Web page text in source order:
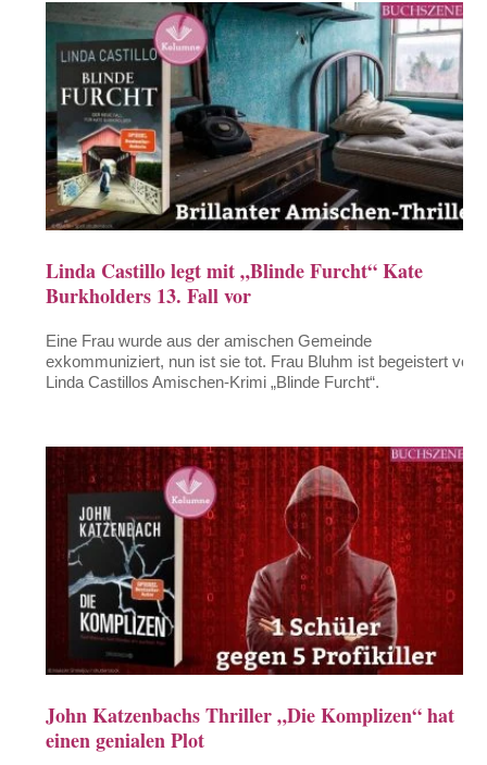
Linda Castillo legt mit „Blinde Furcht“ Kate
Burkholders 13. Fall vor
Eine Frau wurde aus der amischen Gemeinde
exkommuniziert, nun ist sie tot. Frau Bluhm ist begeistert von
Linda Castillos Amischen-Krimi „Blinde Furcht“.
John Katzenbachs Thriller „Die Komplizen“ hat
einen genialen Plot